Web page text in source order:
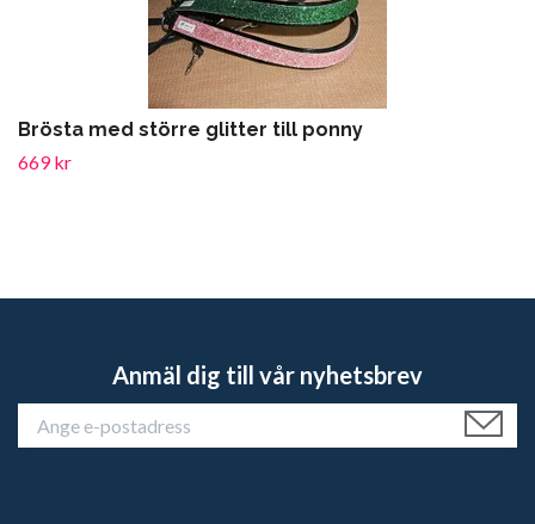
Brösta med större glitter till ponny
669 kr
Anmäl dig till vår nyhetsbrev